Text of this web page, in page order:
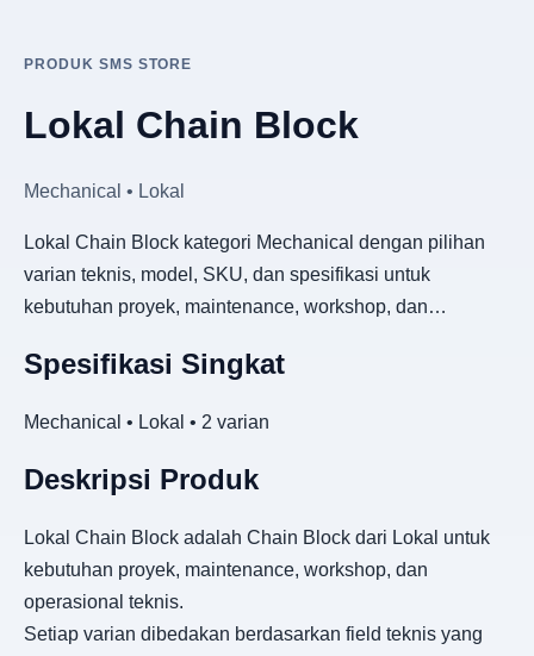
PRODUK SMS STORE
Lokal Chain Block
Mechanical • Lokal
Lokal Chain Block kategori Mechanical dengan pilihan
varian teknis, model, SKU, dan spesifikasi untuk
kebutuhan proyek, maintenance, workshop, dan…
Spesifikasi Singkat
Mechanical • Lokal • 2 varian
Deskripsi Produk
Lokal Chain Block adalah Chain Block dari Lokal untuk
kebutuhan proyek, maintenance, workshop, dan
operasional teknis.
Setiap varian dibedakan berdasarkan field teknis yang